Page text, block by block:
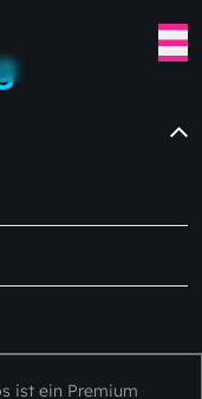
tard.😿😿
ist ein Premium